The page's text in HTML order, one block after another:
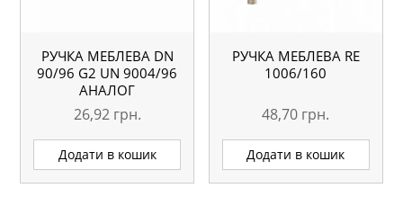
РУЧКА МЕБЛЕВА DN
90/96 G2 UN 9004/96
АНАЛОГ
26,92 грн.
Додати в кошик
РУЧКА МЕБЛЕВА RE
1006/160
48,70 грн.
Додати в кошик